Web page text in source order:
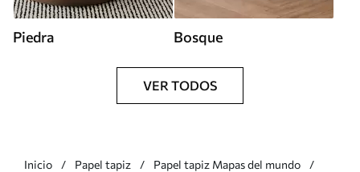
Piedra Bosque
VER TODOS
Inicio Papel tapiz
Papel tapiz Mapas del mundo